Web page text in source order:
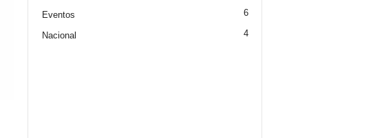
Eventos 6
Nacional 4